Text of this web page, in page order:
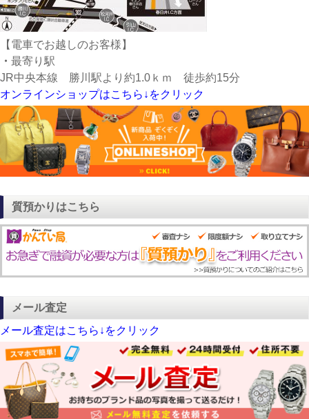
【電車でお越しのお客様】
・ 最寄り駅
JR中央本線 勝川駅より約1.0ｋｍ 徒歩約15分
オンラインショップはこちら↓をクリック
質預かりはこちら
メール査定
メール査定はこちら↓をクリック